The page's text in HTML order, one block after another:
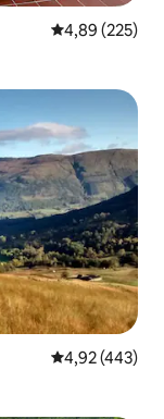
Gemiddelde
4,89 (225)
Gemiddelde
4,92 (443)